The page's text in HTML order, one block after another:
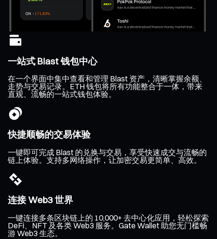
一站式 Blast 钱包中心
在一个界面中集中查看和管理 Blast 资产，清晰掌握余额、
走势与交易记录。ETH 钱包将所有功能整合于一体，带来
直观、流畅的一站式钱包体验。
快捷顺畅的交易体验
一键即可完成 Blast 的兑换与交易，享受快速成交与流畅的
链上体验。支持多网络操作，让加密交易更简单、高效。
连接 Web3 世界
一键连接多条区块链上的 10,000+ 去中心化应用，轻松探索
DeFi、NFT 及各类 Web3 服务。Gate Wallet 助您无门槛畅
游 Web3 生态。